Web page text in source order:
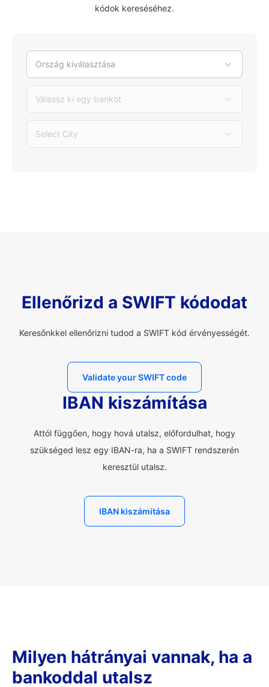
kódok kereséséhez.
Ország kiválasztása
Válassz ki egy bankot
Select City
Ellenőrizd a SWIFT kódodat
Keresőnkkel ellenőrizni tudod a SWIFT kód érvényességét.
Validate your SWIFT code
IBAN kiszámítása
Attól függően, hogy hová utalsz, előfordulhat, hogy
szükséged lesz egy IBAN-ra, ha a SWIFT rendszerén
keresztül utalsz.
IBAN kiszámítása
Milyen hátrányai vannak, ha a
bankoddal utalsz